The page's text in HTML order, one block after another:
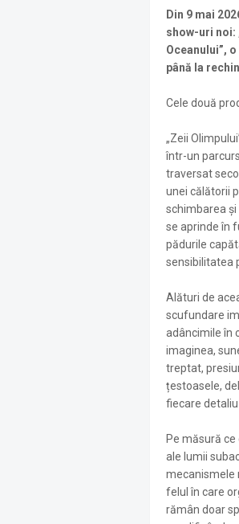
Din 9 mai
show-uri noi:
Oceanului”,
până la
Cele două
„Zeii
într-un
traversat
unei călătorii
schimbarea
se aprinde în
pădurile
sensibilitatea
Alături de
scufundare
adâncimile în
imaginea,
treptat,
țestoasele,
fiecare
Pe măsură
ale lumii
mecanismele
felul în care
rămân doar